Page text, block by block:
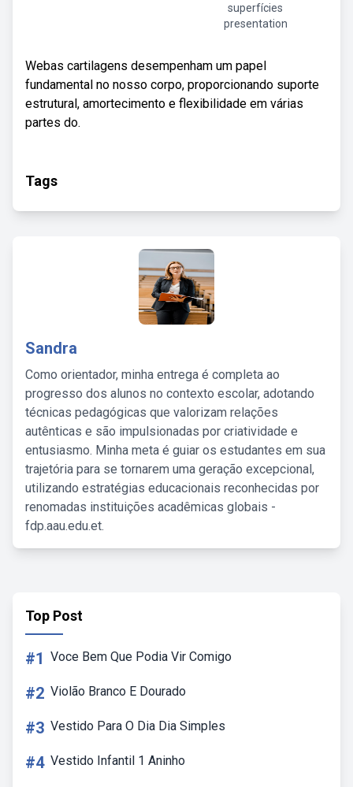
superfícies
presentation
Webas cartilagens desempenham um papel
fundamental no nosso corpo, proporcionando suporte
estrutural, amortecimento e flexibilidade em várias
partes do.
Tags
Sandra
Como orientador, minha entrega é completa ao
progresso dos alunos no contexto escolar, adotando
técnicas pedagógicas que valorizam relações
autênticas e são impulsionadas por criatividade e
entusiasmo. Minha meta é guiar os estudantes em sua
trajetória para se tornarem uma geração excepcional,
utilizando estratégias educacionais reconhecidas por
renomadas instituições acadêmicas globais -
fdp.aau.edu.et.
Top Post
#1 Voce Bem Que Podia Vir Comigo
#2 Violão Branco E Dourado
#3 Vestido Para O Dia Dia Simples
#4 Vestido Infantil 1 Aninho